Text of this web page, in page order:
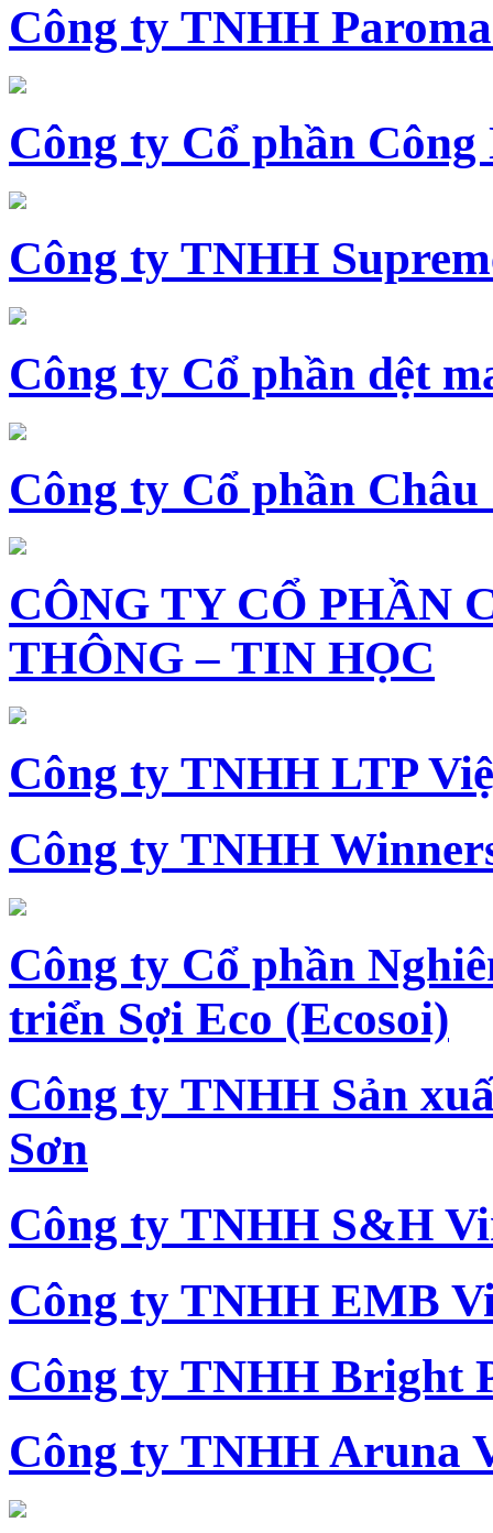
Công ty TNHH
Công ty Cổ phần Công
Công ty TNHH
Công ty Cổ phần dệt
Công ty Cổ phần Châu
CÔNG TY CỔ PHẦN
THÔNG – TIN HỌC
Công ty TNHH LTP
Công ty TNHH
Công ty Cổ phần
triển Sợi Eco (Ecosoi)
Công ty TNHH Sản
Sơn
Công ty TNHH S&H
Công ty TNHH EMB
Công ty TNHH Bright
Công ty TNHH Aruna